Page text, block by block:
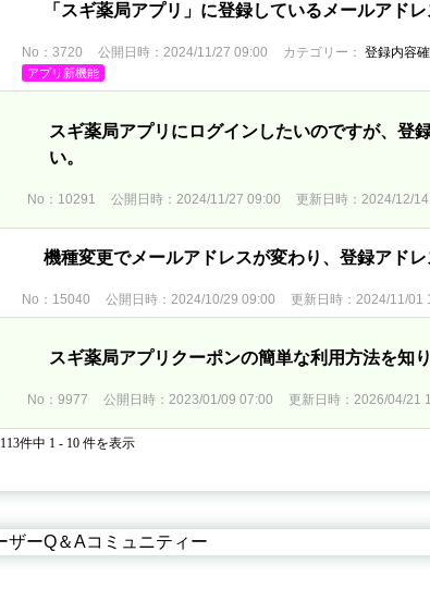
「スギ薬局アプリ」に登録しているメールアド
No：3720 公開日時：2024/11/27 09:00 カテゴリー： 登録内容
アプリ新機能
スギ薬局アプリにログインしたいのですが、登
い。
No：10291 公開日時：2024/11/27 09:00 更新日時：2024/12/
機種変更でメールアドレスが変わり、登録アド
No：15040 公開日時：2024/10/29 09:00 更新日時：2024/11/01
スギ薬局アプリクーポンの簡単な利用方法を知
No：9977 公開日時：2023/01/09 07:00 更新日時：2026/04/21
113件中 1 - 10 件を表示